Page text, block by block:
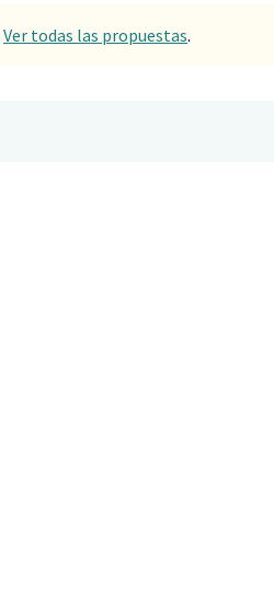
Ver todas las propuestas.